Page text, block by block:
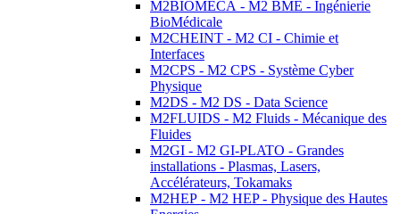
M2BIOMECA - M2 BME - Ingénierie
BioMédicale
M2CHEINT - M2 CI - Chimie et
Interfaces
M2CPS - M2 CPS - Système Cyber
Physique
M2DS - M2 DS - Data Science
M2FLUIDS - M2 Fluids - Mécanique des
Fluides
M2GI - M2 GI-PLATO - Grandes
installations - Plasmas, Lasers,
Accélérateurs, Tokamaks
M2HEP - M2 HEP - Physique des Hautes